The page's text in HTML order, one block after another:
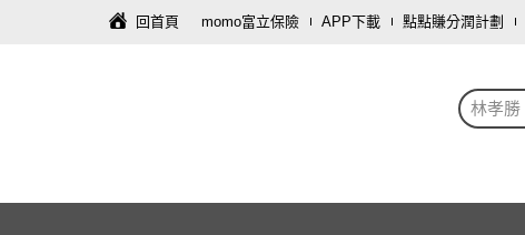
回首頁 momo富立保險 APP下載 點點賺分潤計劃
林孝勝